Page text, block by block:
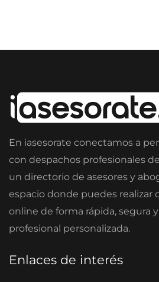
En iasesorate conectamos a
con despachos profesionales
un directorio de asesores y
espacio donde puedes realizar
online de forma rápida, segura
profesional personalizada.
Enlaces de interés